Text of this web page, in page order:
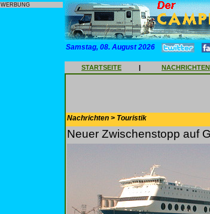
WERBUNG
Samstag, 08. August 2026
STARTSEITE | NACHRICHTEN
Nachrichten > Touristik
Neuer Zwischenstopp auf